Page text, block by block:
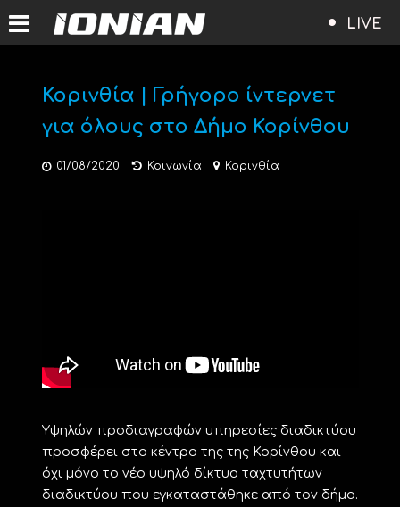
LIVE
Κορινθία | Γρήγορο ίντερνετ
για όλους στο Δήμο Κορίνθου
01/08/2020 Κοινωνία Κορινθία
Υψηλών προδιαγραφών υπηρεσίες διαδικτύου
προσφέρει στο κέντρο της της Κορίνθου και
όχι μόνο το νέο υψηλό δίκτυο ταχτυτήτων
διαδικτύου που εγκαταστάθηκε από τον δήμο.